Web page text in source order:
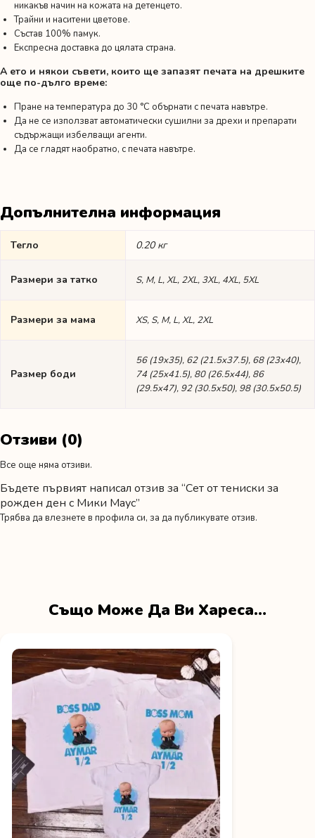
никакъв начин на кожата на детенцето.
Трайни и наситени цветове.
Състав 100% памук.
Експресна доставка до цялата страна.
А ето и някои съвети, които ще запазят печата на дрешките
още по-дълго време:
Пране на температура до 30 °C обърнати с печата навътре.
Да не се използват автоматически сушилни за дрехи и препарати
съдържащи избелващи агенти.
Да се гладят наобратно, с печата навътре.
Допълнителна информация
Тегло 0.20 кг
Размери за татко S, M, L, XL, 2XL, 3XL, 4XL, 5XL
Размери за мама XS, S, M, L, XL, 2XL
Размер боди
56 (19х35), 62 (21.5х37.5), 68 (23х40),
74 (25х41.5), 80 (26.5х44), 86
(29.5х47), 92 (30.5х50), 98 (30.5х50.5)
Отзиви (0)
Все още няма отзиви.
Бъдете първият написал отзив за “Сет от тениски за
рожден ден с Мики Маус”
Трябва да влезнете в профила си, за да публикувате отзив.
Също Може Да Ви Хареса…